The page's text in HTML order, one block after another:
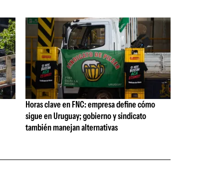
Horas clave en FNC: empresa define cómo
sigue en Uruguay; gobierno y sindicato
también manejan alternativas